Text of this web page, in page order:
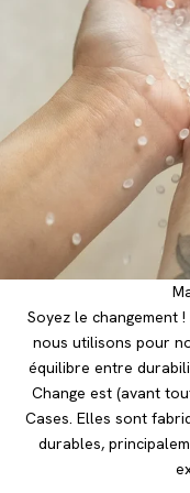
Soyez le changement
nous utilisons pour
équilibre entre
Change est (avant
Cases. Elles sont
durables,